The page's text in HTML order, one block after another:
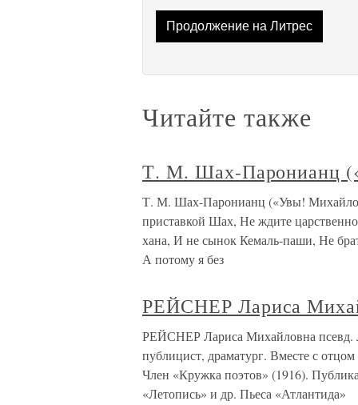
Продолжение на Литрес
Читайте также
Т. М. Шах-Паронианц
Т. М. Шах-Паронианц («Увы!
приставкой Шах, Не ждите
хана, И не сынок Кемаль-паши, Не
А потому я без
РЕЙСНЕР Лариса
РЕЙСНЕР Лариса Михайловна псевд.
публицист, драматург. Вместе с
Член «Кружка поэтов» (1916).
«Летопись» и др. Пьеса «Атлантида»